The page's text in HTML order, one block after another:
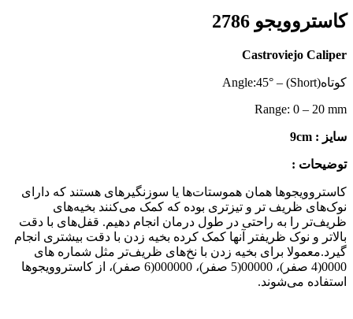
کاستروویجو 2786
Castroviejo Caliper
کوتاه(Short) – Angle:45°
Range: 0 – 20 mm
سایز : 9cm
توضیحات :
کاستروویجوها همان هموستات‌ها یا سوزنگیرهای هستند که دارای
نوک‌های ظریف تر و تیزتری بوده که کمک می‌کنند بخیه‌های
ظریف‌تر را به راحتی در طول درمان انجام دهیم. قفل‌های با دقت
بالاتر و نوک ظریفتر آنها کمک کرده بخیه زدن با دقت بیشتری انجام
گیرد.معمولا برای بخیه زدن با نخ‌های ظریف‌تر مثل شماره های
0000(4 صفر)، 00000(5 صفر)، 000000(6 صفر)، از کاستروویجوها
استفاده می‌شوند.